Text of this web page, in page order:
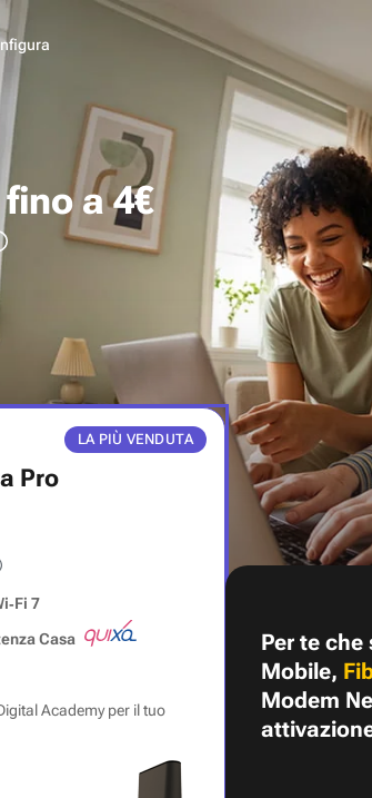
a 4€
LA PIÙ VENDUTA
Pro
7
Casa
Academy per il tuo
Per te
Mobile,
Modem